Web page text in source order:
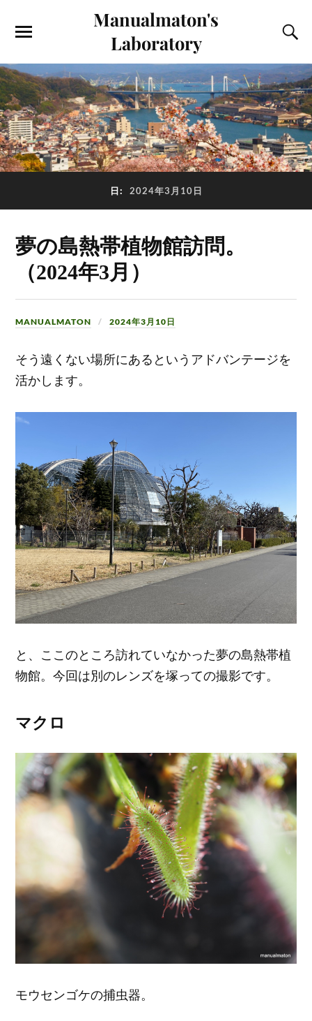
Manualmaton's
Laboratory
日: 2024年3月10日
夢の島熱帯植物館訪問。
（2024年3月）
MANUALMATON 2024年3月10日
そう遠くない場所にあるというアドバンテージを
活かします。
と、ここのところ訪れていなかった夢の島熱帯植
物館。今回は別のレンズを塚っての撮影です。
マクロ
モウセンゴケの捕虫器。